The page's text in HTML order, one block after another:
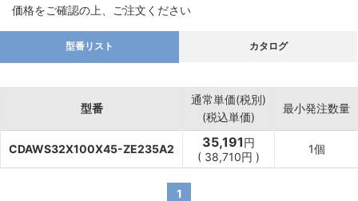
価格をご確認の上、ご注文ください
型番リスト カタログ
型番
通常単価(税別)
(税込単価)
最小発注数量
CDAWS32X100X45-ZE235A2 35,191円
( 38,710円 )
1個
1